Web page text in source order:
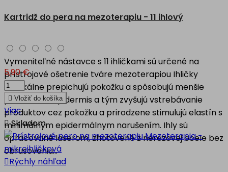
Kartridž do pera na mezoterapiu - 11 ihlový
Vymeniteľné nástavce s 11 ihličkami sú určené na
prístrojové ošetrenie tváre mezoterapiou Ihličky
vertikálne prepichujú pokožku a spôsobujú menšie
poškodenie epidermis a tým zvyšujú vstrebávanie
produktov cez pokožku a prirodzene stimulujú elastín s
minimálnym epidermálnym narušením. Ihly sú
opracované laserom, zhotovené z nerezovej ocele bez
obrusovaniu...
5,90 €
 Vložiť do košíka
Viac
Skladom
Rýchly náhľad